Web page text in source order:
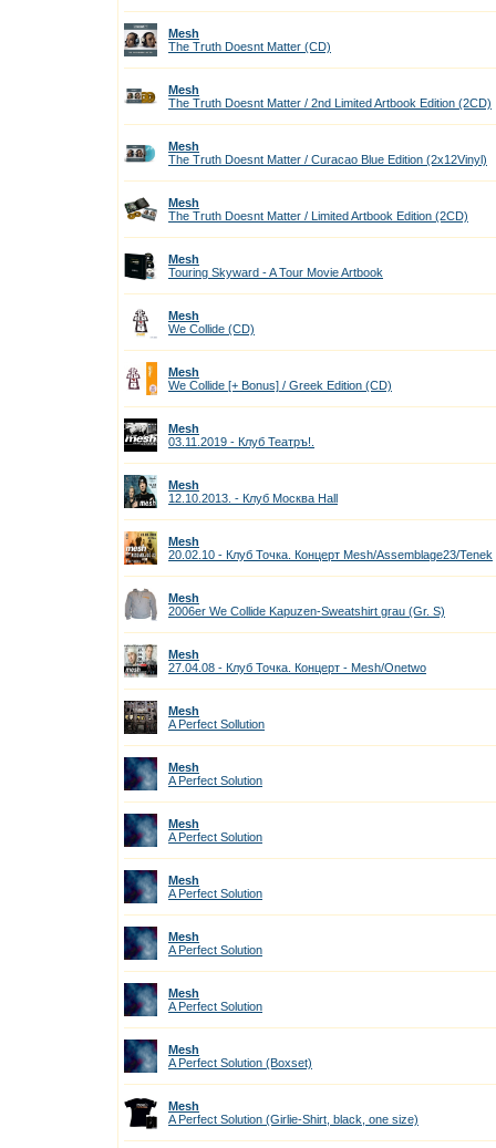
Mesh
The Truth Doesnt Matter (CD)
Mesh
The Truth Doesnt Matter / 2nd Limited Artbook Edition (2CD)
Mesh
The Truth Doesnt Matter / Curacao Blue Edition (2x12Vinyl)
Mesh
The Truth Doesnt Matter / Limited Artbook Edition (2CD)
Mesh
Touring Skyward - A Tour Movie Artbook
Mesh
We Collide (CD)
Mesh
We Collide [+ Bonus] / Greek Edition (CD)
Mesh
03.11.2019 - Клуб Театръ!.
Mesh
12.10.2013. - Клуб Москва Hall
Mesh
20.02.10 - Клуб Точка. Концерт Mesh/Assemblage23/Tenek
Mesh
2006er We Collide Kapuzen-Sweatshirt grau (Gr. S)
Mesh
27.04.08 - Клуб Точка. Концерт - Mesh/Onetwo
Mesh
A Perfect Sollution
Mesh
A Perfect Solution
Mesh
A Perfect Solution
Mesh
A Perfect Solution
Mesh
A Perfect Solution
Mesh
A Perfect Solution
Mesh
A Perfect Solution (Boxset)
Mesh
A Perfect Solution (Girlie-Shirt, black, one size)